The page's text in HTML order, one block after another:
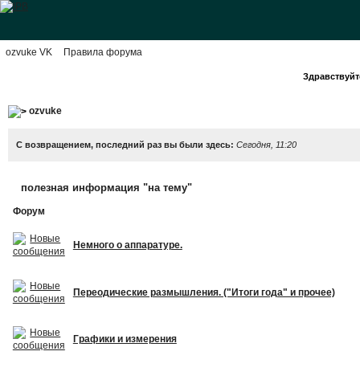
ozvuke VK Правила форума
ozvuke
С возвращением, последний раз вы были здесь: Сегодня, 11:20
полезная информация "на тему"
Форум
Немного о аппаратуре.
Переодические размышления. ("Итоги года" и прочее)
Графики и измерения